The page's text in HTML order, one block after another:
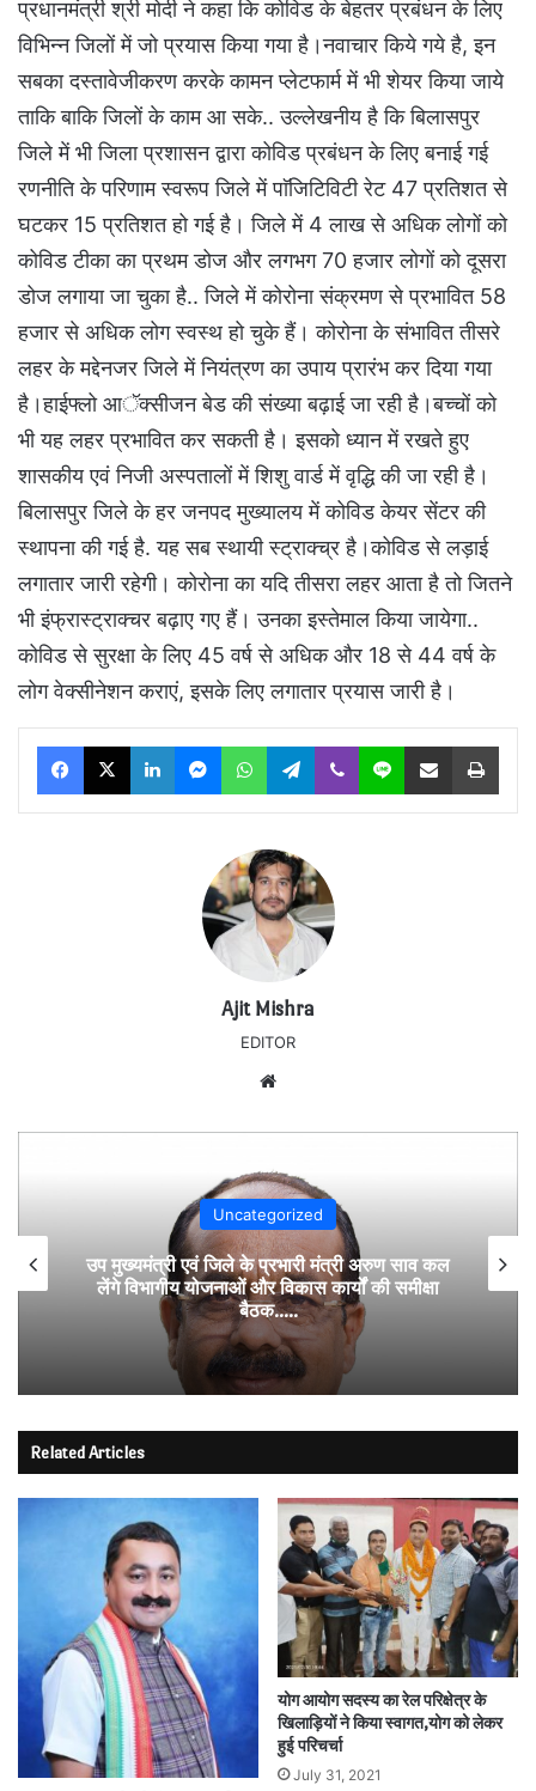
प्रधानमंत्री श्री मोदी ने कहा कि कोविड के बेहतर प्रबंधन के लिए
विभिन्न जिलों में जो प्रयास किया गया है।नवाचार किये गये है, इन
सबका दस्तावेजीकरण करके कामन प्लेटफार्म में भी शेयर किया जाये
ताकि बाकि जिलों के काम आ सके.. उल्लेखनीय है कि बिलासपुर
जिले में भी जिला प्रशासन द्वारा कोविड प्रबंधन के लिए बनाई गई
रणनीति के परिणाम स्वरूप जिले में पाॅजिटिविटी रेट 47 प्रतिशत से
घटकर 15 प्रतिशत हो गई है। जिले में 4 लाख से अधिक लोगों को
कोविड टीका का प्रथम डोज और लगभग 70 हजार लोगों को दूसरा
डोज लगाया जा चुका है.. जिले में कोरोना संक्रमण से प्रभावित 58
हजार से अधिक लोग स्वस्थ हो चुके हैं। कोरोना के संभावित तीसरे
लहर के मद्देनजर जिले में नियंत्रण का उपाय प्रारंभ कर दिया गया
है।हाईफ्लो आॅक्सीजन बेड की संख्या बढ़ाई जा रही है।बच्चों को
भी यह लहर प्रभावित कर सकती है। इसको ध्यान में रखते हुए
शासकीय एवं निजी अस्पतालों में शिशु वार्ड में वृद्धि की जा रही है।
बिलासपुर जिले के हर जनपद मुख्यालय में कोविड केयर सेंटर की
स्थापना की गई है. यह सब स्थायी स्ट्राक्च्र है।कोविड से लड़ाई
लगातार जारी रहेगी। कोरोना का यदि तीसरा लहर आता है तो जितने
भी इंफ्रास्ट्राक्चर बढ़ाए गए हैं। उनका इस्तेमाल किया जायेगा..
कोविड से सुरक्षा के लिए 45 वर्ष से अधिक और 18 से 44 वर्ष के
लोग वेक्सीनेशन कराएं, इसके लिए लगातार प्रयास जारी है।
Facebook
X LinkedInMessengerWhatsAppTelegram
Viber Line Share via Email Print
Ajit Mishra
EDITOR
Uncategorized
उप मुख्यमंत्री एवं जिले के प्रभारी मंत्री अरुण साव कल
लेंगे विभागीय योजनाओं और विकास कार्यों की समीक्षा
बैठक…..
Related Articles
योग आयोग सदस्य का रेल परिक्षेत्र के
खिलाड़ियों ने किया स्वागत,योग को लेकर
हुई परिचर्चा
July 31, 2021